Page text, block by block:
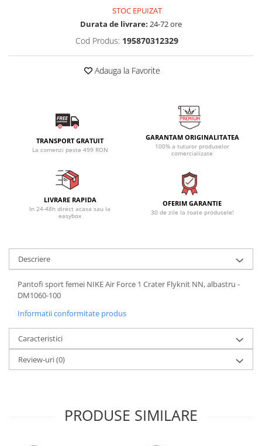
STOC EPUIZAT
Durata de livrare: 24-72 ore
Cod Produs: 195870312329
Adauga la Favorite
TRANSPORT GRATUIT
La comenzi peste 499 RON
GARANTAM ORIGINALITATEA
100% a tuturor produselor
comercializate
LIVRARE RAPIDA
In 24-48h direct acasa sau la
easybox
OFERIM GARANTIE
30 de zile la toate produsele!
Descriere
Pantofi sport femei NIKE Air Force 1 Crater Flyknit NN, albastru -
DM1060-100
Informatii conformitate produs
Caracteristici
Review-uri(0)
PRODUSE SIMILARE